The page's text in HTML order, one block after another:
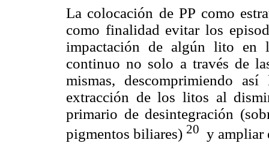
La colocación de PP como
como finalidad evitar los
impactación de algún lito en
continuo no solo a través de
mismas, descomprimiendo
extracción de los litos al
primario de desintegración
pigmentos biliares) 20 y ampliar